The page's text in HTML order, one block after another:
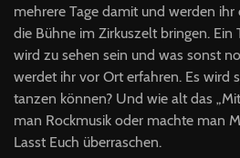
mehrere Tage damit und werden ihr
die Bühne im Zirkuszelt bringen.
wird zu sehen sein und was sonst
werdet ihr vor Ort erfahren. Es wird
tanzen können? Und wie alt das
man Rockmusik oder machte man
Lasst Euch überraschen.